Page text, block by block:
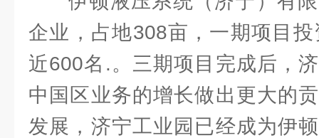
企业，占地308亩，一期项目
近600名.。三期项目完成后，
中国区业务的增长做出更大的
发展，济宁工业园已经成为伊